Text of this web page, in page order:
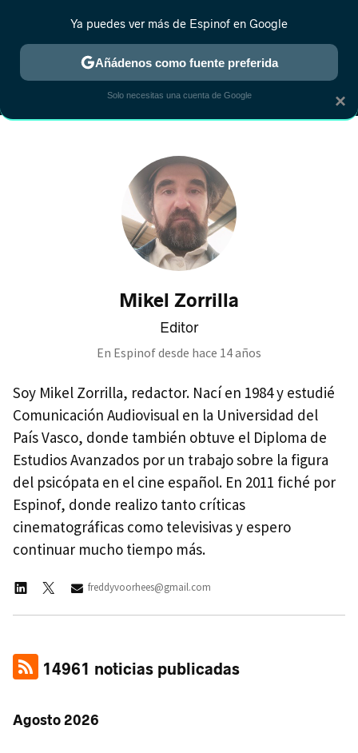
MENÚ NUEVO
ESTRENOS REALITY ANIME RANKINGS CINE
Mikel Zorrilla
Editor
En Espinof desde hace 14 años
Soy Mikel Zorrilla, redactor. Nací en 1984 y estudié
Comunicación Audiovisual en la Universidad del
País Vasco, donde también obtuve el Diploma de
Estudios Avanzados por un trabajo sobre la figura
del psicópata en el cine español. En 2011 fiché por
Espinof, donde realizo tanto críticas
cinematográficas como televisivas y espero
continuar mucho tiempo más.
freddyvoorhees@gmail.com
14961 noticias publicadas
Agosto 2026
×
Ya puedes ver más de Espinof en Google
Añádenos como fuente preferida
Solo necesitas una cuenta de Google